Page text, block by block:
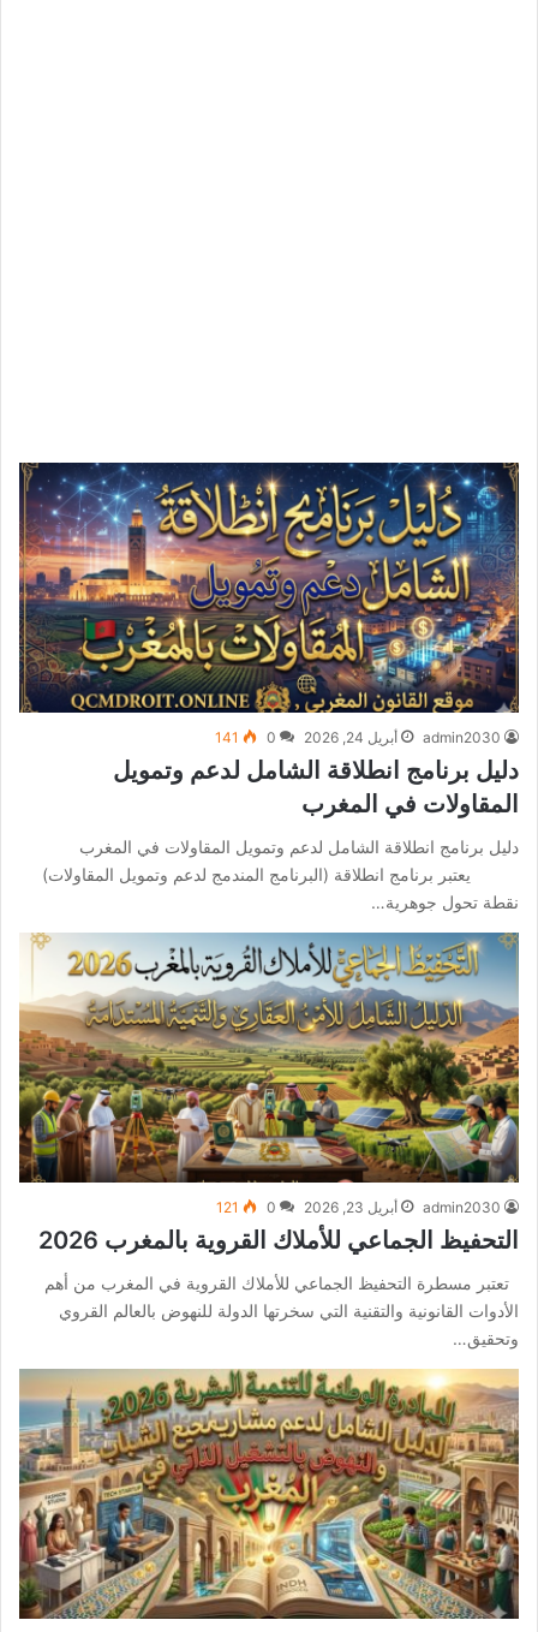
admin2030 أبريل 24, 2026 0
141
دليل برنامج انطلاقة الشامل لدعم وتمويل
المقاولات في المغرب
دليل برنامج انطلاقة الشامل لدعم وتمويل المقاولات في المغرب
يعتبر برنامج انطلاقة (البرنامج المندمج لدعم وتمويل المقاولات)
نقطة تحول جوهرية…
admin2030 أبريل 23, 2026 0
121
التحفيظ الجماعي للأملاك القروية بالمغرب 2026
تعتبر مسطرة التحفيظ الجماعي للأملاك القروية في المغرب من أهم
الأدوات القانونية والتقنية التي سخرتها الدولة للنهوض بالعالم القروي
وتحقيق…